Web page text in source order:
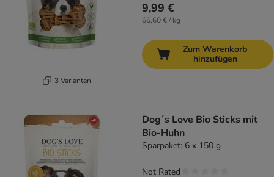
3 Varianten
9,99 €
66,60 € / kg
Zum Warenkorb
hinzufügen
Dog´s Love Bio Sticks mit
Bio-Huhn
Sparpaket: 6 x 150 g
Not Rated